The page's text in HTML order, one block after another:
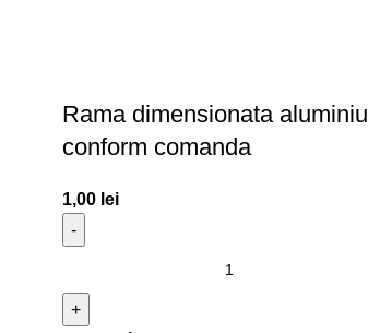
Rama dimensionata aluminiu
conform comanda
1,00 lei